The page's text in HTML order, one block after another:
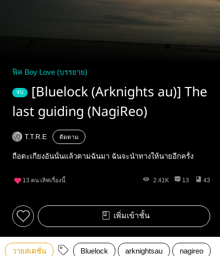
ฟิค Boy Love (บรรยาย)
จบ
[Bluelock (Arknights​ au)]​ The
last​ guiding​ (NagiReo​)​
T.T.R.E​ ติดตาม
ถือตะเกียงอันนั้นแล้วตามฉันมา ฉันจะนำทางให้นายอีกครั้ง
13 คน เลิฟเรื่องนี้ 2.41K 13 43
เพิ่มเข้าชั้น
วายสเตชั่น Bluelock arknightsau nagireo